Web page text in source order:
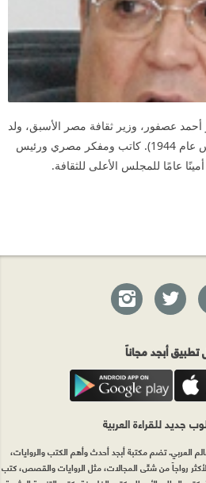
أحمد عصفور، وزير ثقافة مصر الأسبق، ولد
في المحلة الكبرى في 25 مارس عام 1944). كاتب ومفكر مصري ورئيس
عامًا للمجلس الأعلى للثقافة.
أبجد مجاناً
جديد للقراءة العربية
العربي. تضم مكتبة أبجد أحدث وأهم الكتب والروايات،
رواجاً من شتّى المجالات، مثل الروايات والقصص، كتب